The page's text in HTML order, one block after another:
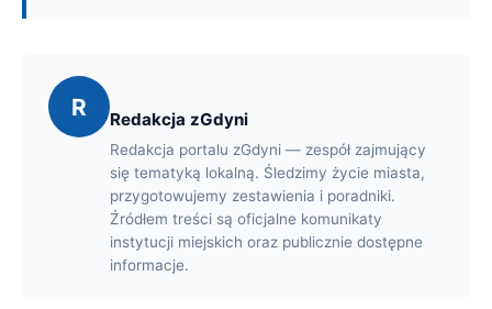
R Redakcja zGdyni
Redakcja portalu zGdyni — zespół zajmujący
się tematyką lokalną. Śledzimy życie miasta,
przygotowujemy zestawienia i poradniki.
Źródłem treści są oficjalne komunikaty
instytucji miejskich oraz publicznie dostępne
informacje.